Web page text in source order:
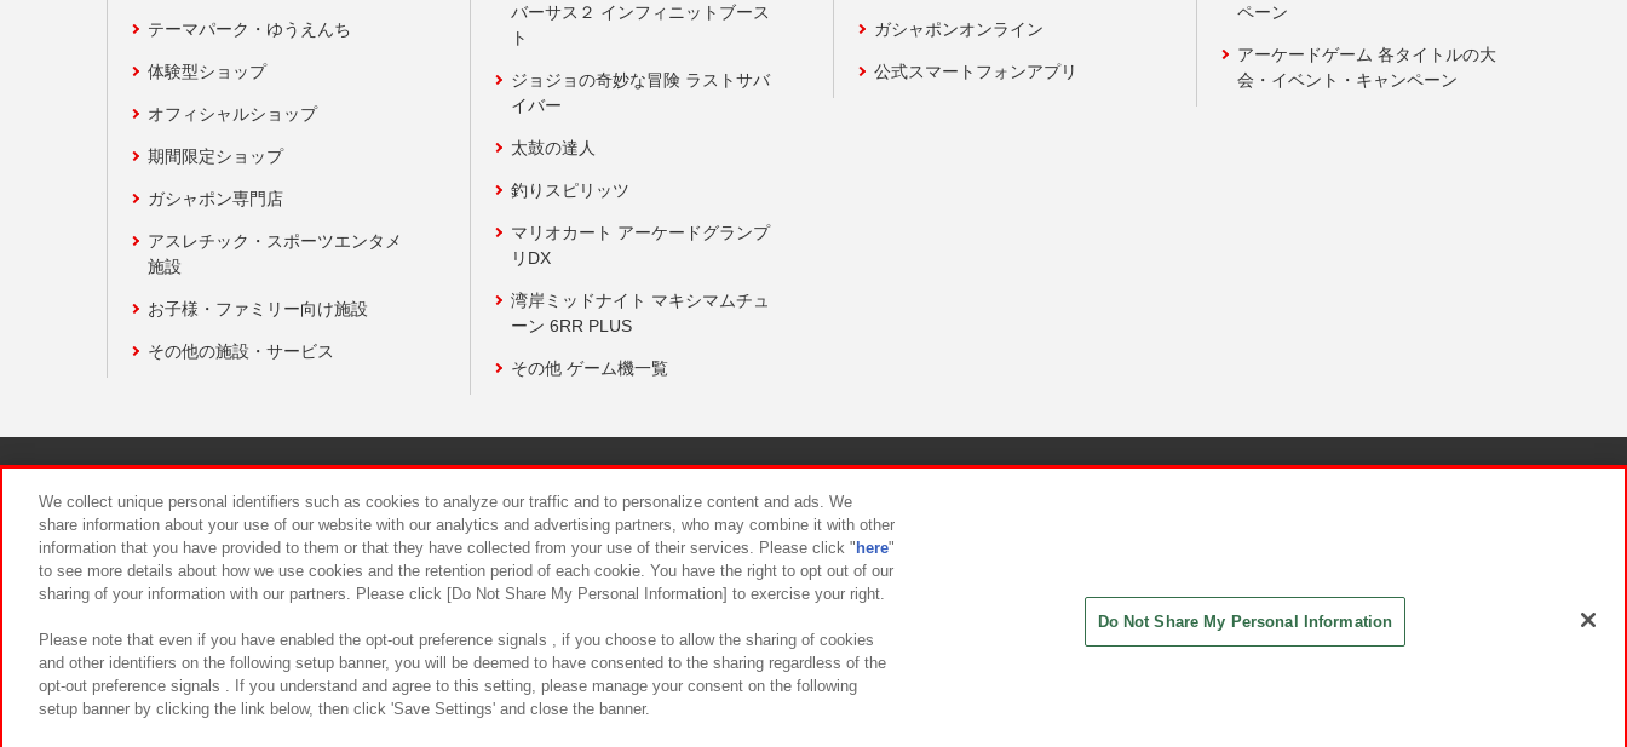
テーマパーク・ゆうえんち
体験型ショップ
オフィシャルショップ
期間限定ショップ
ガシャポン専門店
アスレチック・スポーツエンタメ
施設
お子様・ファミリー向け施設
その他の施設・サービス
バーサス２ インフィニットブース
ト
ジョジョの奇妙な冒険 ラストサバ
イバー
太鼓の達人
釣りスピリッツ
マリオカート アーケードグランプ
リDX
湾岸ミッドナイト マキシマムチュ
ーン 6RR PLUS
その他 ゲーム機一覧
ガシャポンオンライン
公式スマートフォンアプリ
ペーン
アーケードゲーム 各タイトルの大
会・イベント・キャンペーン
食品のご提供について カスタマーハラスメント対応方針
We collect unique personal identifiers such as cookies to analyze our traffic and to personalize content and ads. We
share information about your use of our website with our analytics and advertising partners, who may combine it with other
information that you have provided to them or that they have collected from your use of their services. Please click " here"
to see more details about how we use cookies and the retention period of each cookie. You have the right to opt out of our
sharing of your information with our partners. Please click [Do Not Share My Personal Information] to exercise your right.
Please note that even if you have enabled the opt-out preference signals , if you choose to allow the sharing of cookies
and other identifiers on the following setup banner, you will be deemed to have consented to the sharing regardless of the
opt-out preference signals . If you understand and agree to this setting, please manage your consent on the following
setup banner by clicking the link below, then click 'Save Settings' and close the banner.
Do Not Share My Personal Information